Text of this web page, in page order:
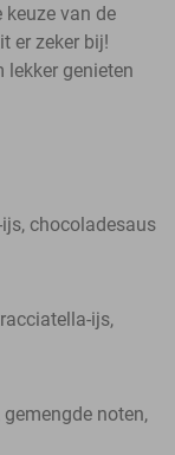
van de
er zeker bij!
lekker genieten
chocoladesaus
ijs,
noten,